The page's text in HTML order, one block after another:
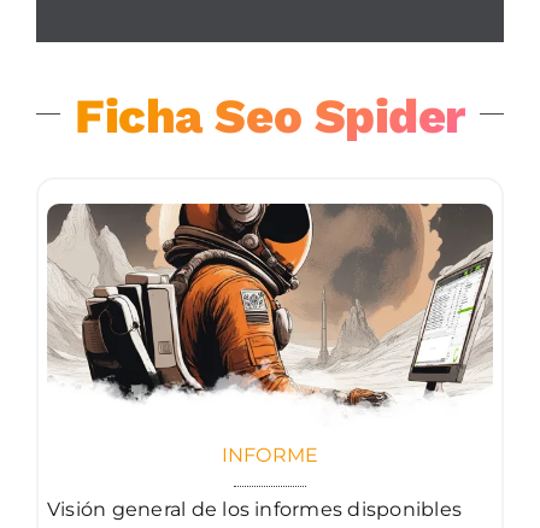
Ficha Seo Spider
INFORME
Visión general de los informes disponibles